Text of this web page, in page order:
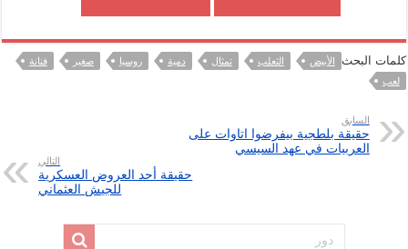
كلمات البحث الأبيض الثعلب تمثال دمية روسيا صغير
فنانة
لعب
السابق
حقيقة بلطجية بيفرضوا اتاوات على
العربيات في عهد السيسي
التالي
حقيقة أحد العروض العسكرية
للجيش العثماني